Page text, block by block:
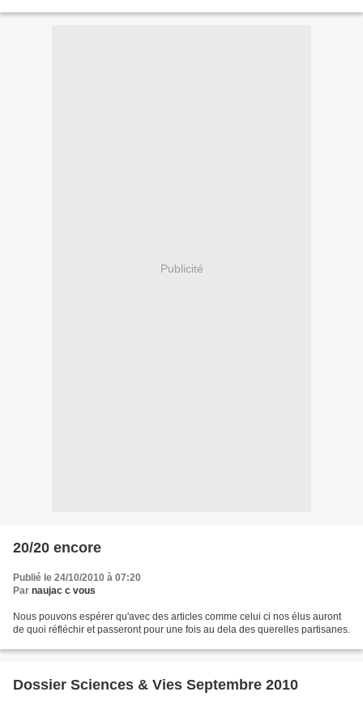
Publicité
20/20 encore
Publié le 24/10/2010 à 07:20
Par naujac c vous
Nous pouvons espérer qu'avec des articles comme celui ci nos élus auront
de quoi réfléchir et passeront pour une fois au dela des querelles partisanes.
Dossier Sciences & Vies Septembre 2010